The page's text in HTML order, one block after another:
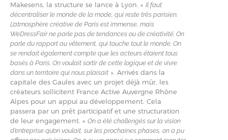
Makesens, la structure se lance à Lyon. « Il faut
décentraliser le monde de la mode, qui reste très parisien.
L’atmosphère créative de Paris est immense, mais
WeDressFair ne parle pas de tendances ou de créativité. On
parle du rapport au vêtement, qui touche tout le monde. On
se rendait également compte que les acteurs étaient tous
basés à Paris. On voulait sortir de cette logique et de vivre
dans un territoire qui nous plaisait ». Arrivés dans la
capitale des Gaules avec un projet déjà mûr, les
créateurs sollicitent France Active Auvergne Rhône
Alpes pour un appui au développement. Cela
passera par un prêt participatif et une structuration
de leur engagement. « On a été challengés sur la vision
d’entreprise qu’on voulait, sur les prochaines phases, on a pu